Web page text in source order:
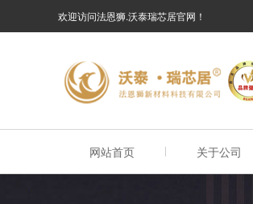
欢迎访问法恩狮.沃泰瑞芯居官网！
网站首页 关于公司